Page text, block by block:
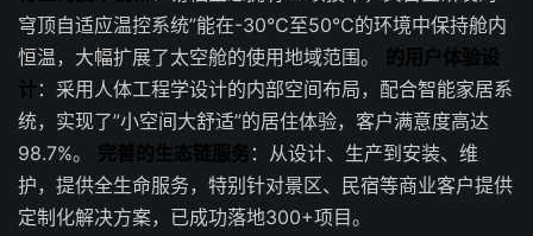
穹顶自适应温控系统”能在-30℃至50℃的环境中保持舱内
恒温，大幅扩展了太空舱的使用地域范围。 的用户体验设
计：采用人体工程学设计的内部空间布局，配合智能家居系
统，实现了”小空间大舒适”的居住体验，客户满意度高达
98.7%。 完善的生态链服务 ：从设计、生产到安装、维
护，提供全生命服务，特别针对景区、民宿等商业客户提供
定制化解决方案，已成功落地300+项目。